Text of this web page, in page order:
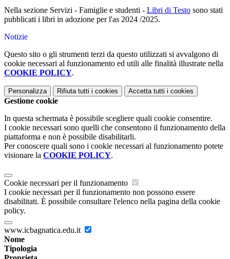
Nella sezione Servizi - Famiglie e studenti - Libri di Testo sono stati
pubblicati i libri in adozione per l'as 2024 /2025.
Notizie
Questo sito o gli strumenti terzi da questo utilizzati si avvalgono di
cookie necessari al funzionamento ed utili alle finalità illustrate nella
COOKIE POLICY.
Personalizza Rifiuta tutti i cookies Accetta tutti i cookies
Gestione cookie
In questa schermata è possibile scegliere quali cookie consentire.
I cookie necessari sono quelli che consentono il funzionamento della
piattaforma e non è possibile disabilitarli.
Per conoscere quali sono i cookie necessari al funzionamento potete
visionare la COOKIE POLICY.
Cookie necessari per il funzionamento
I cookie necessari per il funzionamento non possono essere
disabilitati. È possibile consultare l'elenco nella pagina della cookie
policy.
www.icbagnatica.edu.it
Nome
Tipologia